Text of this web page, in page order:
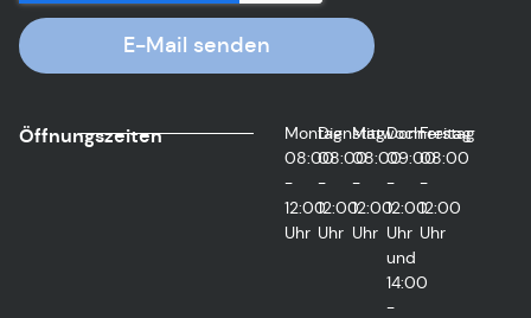
E-Mail senden
Öffnungszeiten
Montag
08:00
-
12:00
Uhr
Dienstag
08:00
-
12:00
Uhr
Mittwoch
08:00
-
12:00
Uhr
Donnerstag
09:00
-
12:00
Uhr
und
14:00
-
Freitag
08:00
-
12:00
Uhr